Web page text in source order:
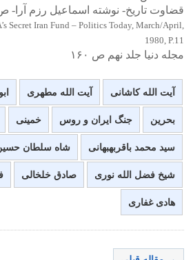
قضاوت تاریخ- نوشته اسماعیل رزم آرا- ص ۸۲-
Secret Iran Fund – Politics Today, March/April,
1980, P.11
مجله دنیا جلد نهم ص ۱۶۰
آیت الله کاشانی آیت الله مطهری
بحرین جنگ ایران و روس خمینی
سید محمد باقربهبهانی شاه سلطان
شیخ فضل الله نوری صادق خلخالی
هادی غفاری